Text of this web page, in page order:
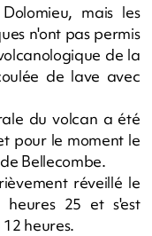
mais les
n'ont pas permis
de la
de lave avec
du volcan a été
pour le moment le
Bellecombe.
réveillé le
25 et s'est
heures.